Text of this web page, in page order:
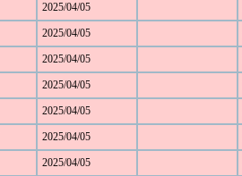
2025/04/05
2025/04/05
2025/04/05
2025/04/05
2025/04/05
2025/04/05
2025/04/05